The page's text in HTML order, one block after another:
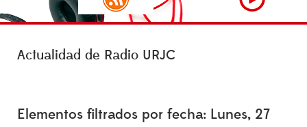
Actualidad de Radio URJC
Elementos filtrados por fecha: Lunes, 27